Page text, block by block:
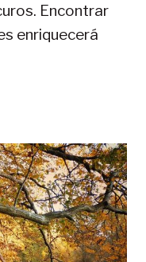
Encontrar
enriquecerá